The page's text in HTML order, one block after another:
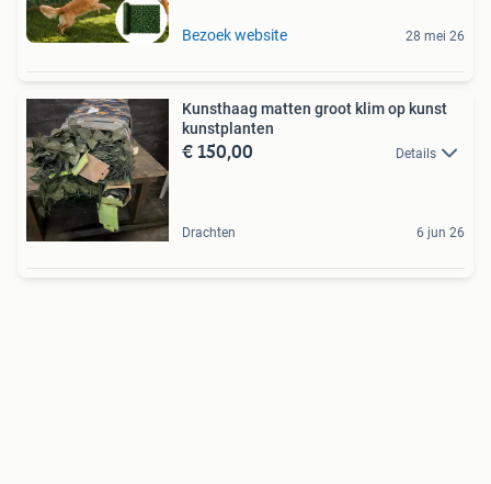
Bezoek website 28 mei 26
Kunsthaag matten groot klim op kunst
kunstplanten
€ 150,00 Details
Drachten 6 jun 26